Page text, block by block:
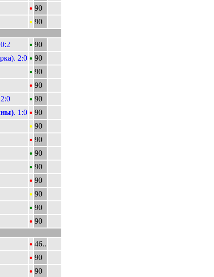
• 90
• 90
• 90
2:0 • 90
• 90
• 90
• 90
. 1:0 • 90
• 90
• 90
• 90
• 90
• 90
• 90
• 90
• 90
• 46..
• 90
• 90